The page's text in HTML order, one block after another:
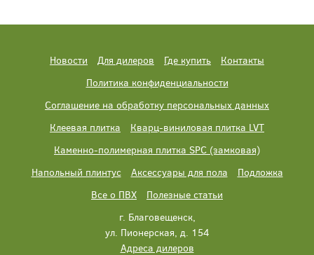
Новости Для дилеров Где купить
Контакты
Политика конфиденциальности
Соглашение на обработку персональных данных
Клеевая плитка
Кварц-виниловая плитка LVT
Каменно-полимерная плитка SPC (замковая)
Напольный плинтус
Аксессуары для пола
Подложка
Все о ПВХ
Полезные статьи
г. Благовещенск,
ул. Пионерская, д. 154
Адреса дилеров